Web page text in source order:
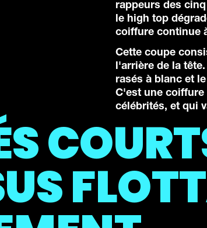
rappeurs des
le high top
coiffure continue
Cette coupe
l'arrière de la
rasés à blanc et
C'est une coiffure
célébrités, et qui